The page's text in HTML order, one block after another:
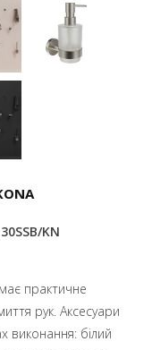
KN
практичне
рук. Аксесуари
виконання: білий